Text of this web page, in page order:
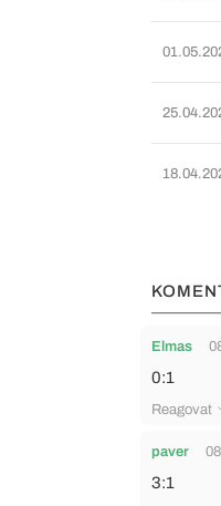
Elmas
0:1
Reagovat
paver
3:1